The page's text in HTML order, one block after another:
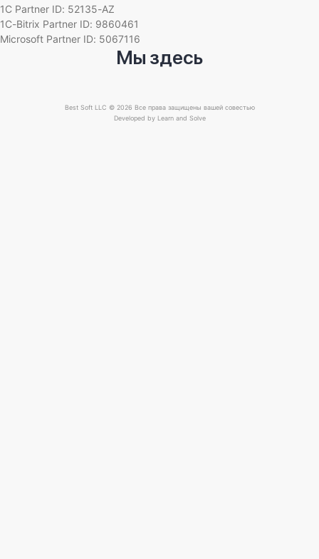
1C Partner ID: 52135-AZ
1C-Bitrix Partner ID: 9860461
Microsoft Partner ID: 5067116
Мы здесь
Best Soft LLC © 2026 Все права защищены вашей совестью
Developed by Learn and Solve